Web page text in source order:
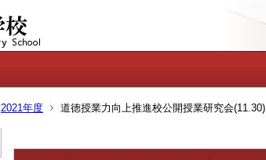
2021年度 道徳授業力向上推進校公開授業研究会(11.30)